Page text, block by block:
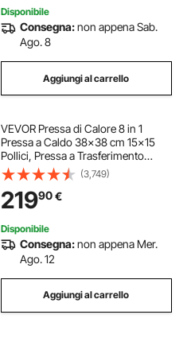
Disponibile
Consegna:non appena Sab.
Ago. 8
Aggiungi al carrello
VEVOR Pressa di Calore 8 in 1
Pressa a Caldo 38x38 cm 15x15
Pollici, Pressa a Trasferimento
Termico T-Shirt Pressa Macchina
Sublimazione Mulitifuctional per
Cappelli, Berretti, T-Shirt, Tazze,
Piatti
(3,749)
21990€
Disponibile
Consegna:non appena Mer.
Ago. 12
Aggiungi al carrello